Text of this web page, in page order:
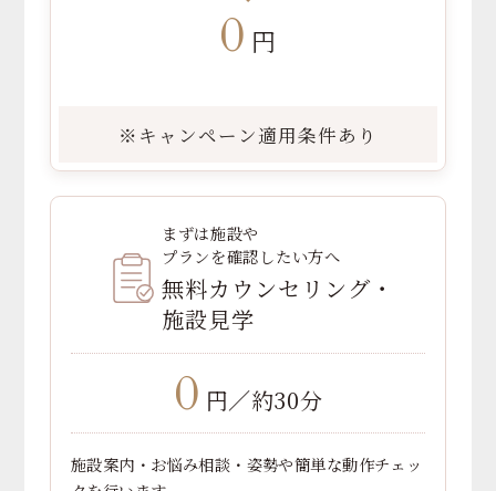
0 円
※キャンペーン適用条件あり
まずは施設や
プランを確認したい方へ
無料カウンセリング・
施設見学
0 円／約30分
施設案内・お悩み相談・姿勢や簡単な動作チェッ